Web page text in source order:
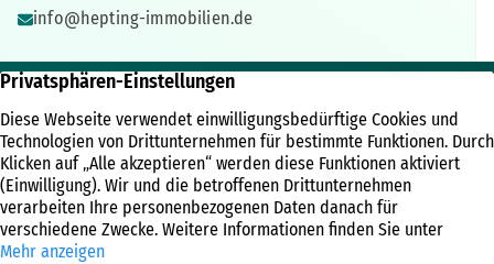
info@hepting-immobilien.de
IMMOBILIEN
Immobilienangebote
Referenzen
Immobilien News
ÜBER UNS
Unternehmen
Kundenbewertungen
Team
RECHTLICHES
Kontakt
Impressum
Datenschutz